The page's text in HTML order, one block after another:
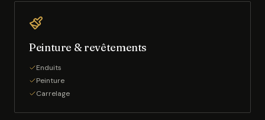
Peinture & revêtements
Enduits
Peinture
Carrelage